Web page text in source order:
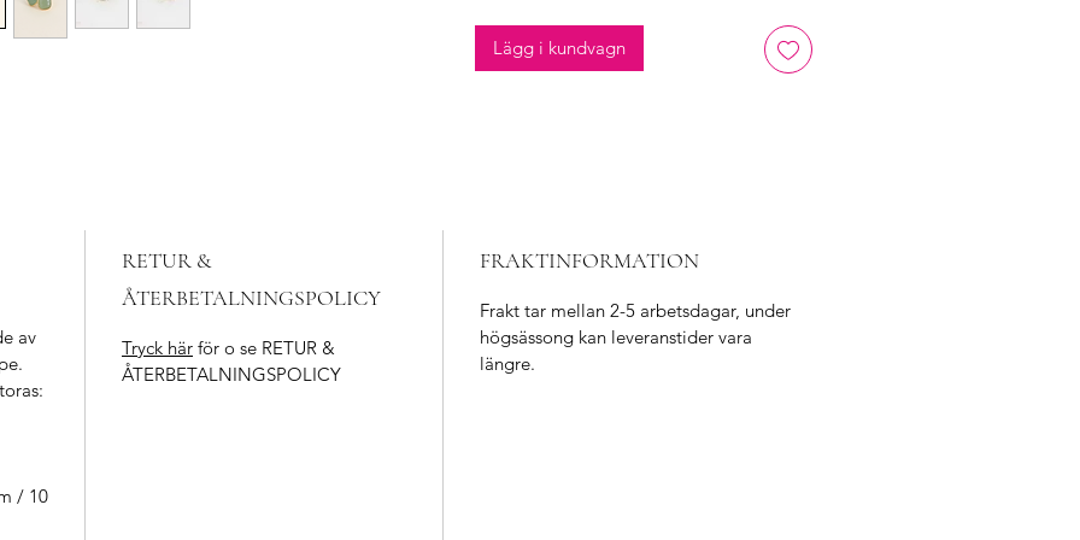
Produktinfo
Sammansättning:Rostfritt stål:
60%,Natursten: 40%
Lägg i kundvagn
av
/ 10
RETUR &
ÅTERBETALNINGSPOLICY
Tryck här för o se RETUR &
ÅTERBETALNINGSPOLICY
FRAKTINFORMATION
Frakt tar mellan 2-5 arbetsdagar, under
högsässong kan leveranstider vara
längre.